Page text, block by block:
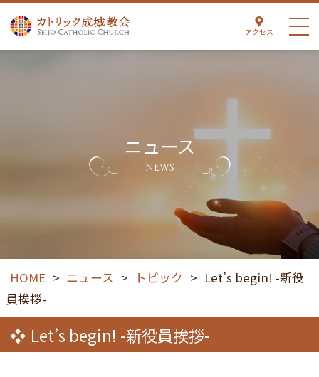
アクセス
ニュース
NEWS
HOME > ニュース > トピック > Let’s begin! -新役
員挨拶-
Let’s begin! -新役員挨拶-